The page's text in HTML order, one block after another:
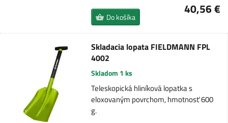
40,56 €
Do košíka
Skladacia lopata FIELDMANN FPL
4002
Skladom 1 ks
Teleskopická hliníková lopatka s
eloxovaným povrchom, hmotnosť 600
g.